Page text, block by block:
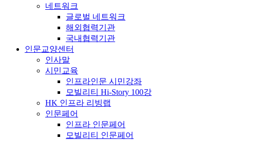
네트워크
글로벌 네트워크
해외협력기관
국내협력기관
인문교양센터
인사말
시민교육
인프라인문 시민강좌
모빌리티 Hi-Story 100강
HK 인프라 리빙랩
인문페어
인프라 인문페어
모빌리티 인문페어